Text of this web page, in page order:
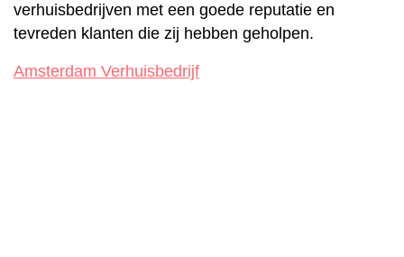
verhuisbedrijven met een goede reputatie en
tevreden klanten die zij hebben geholpen.
Amsterdam Verhuisbedrijf